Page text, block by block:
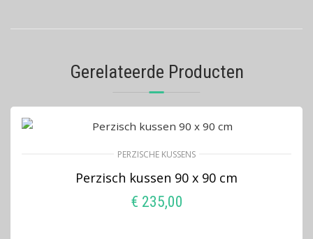
Gerelateerde Producten
PERZISCHE KUSSENS
Perzisch kussen 90 x 90 cm
€ 235,00